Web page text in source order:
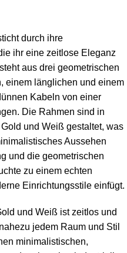
durch ihre
ihr eine zeitlose Eleganz
aus drei geometrischen
einem länglichen und einem
Kabeln von einer
Die Rahmen sind in
und Weiß gestaltet, was
Aussehen
und die geometrischen
zu einem echten
Einrichtungsstile einfügt.
und Weiß ist zeitlos und
jedem Raum und Stil
minimalistischen,